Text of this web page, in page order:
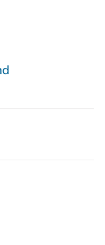
via X -
nieuwsbericht via
nieuwsbericht
dit